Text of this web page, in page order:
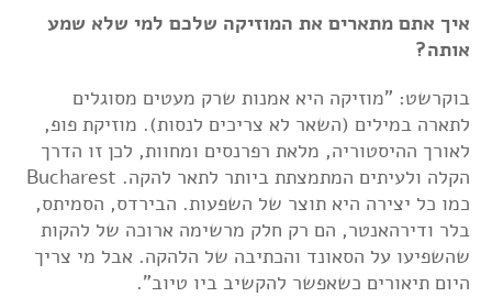
איך אתם מתארים את המוזיקה שלכם למי שלא שמע
אותה?
בוקרשט: "מוזיקה היא אמנות שרק מעטים מסוגלים
לתארה במילים (השאר לא צריכים לנסות). מוזיקת פופ,
לאורך ההיסטוריה, מלאת רפרנסים ומחוות, לכן זו הדרך
הקלה ולעיתים המתמצתת ביותר לתאר להקה. Bucharest
כמו כל יצירה היא תוצר של השפעות. הבירדס, הסמיתס,
בלר ודירהאנטר, הם רק חלק מרשימה ארוכה של להקות
שהשפיעו על הסאונד והכתיבה של הלהקה. אבל מי צריך
היום תיאורים כשאפשר להקשיב ביו טיוב".